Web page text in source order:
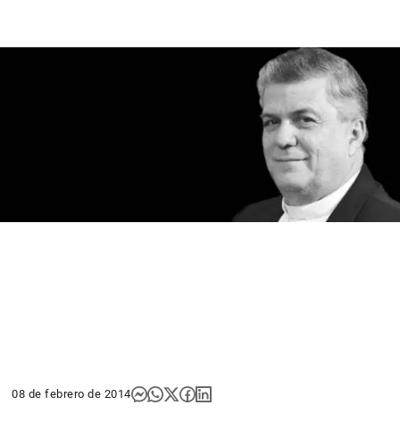
08 de febrero de 2014